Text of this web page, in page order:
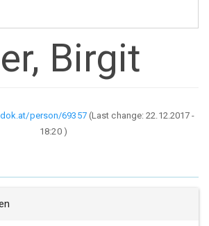
Birgit
person/69357(Last change:22.12.2017 -
18:20)